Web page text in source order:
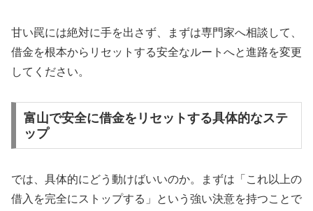
甘い罠には絶対に手を出さず、まずは専門家へ相談して、
借金を根本からリセットする安全なルートへと進路を変更
してください。
富山で安全に借金をリセットする具体的なステ
ップ
では、具体的にどう動けばいいのか。まずは「これ以上の
借入を完全にストップする」という強い決意を持つことで